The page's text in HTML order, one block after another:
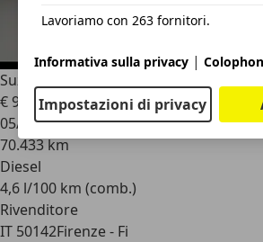
Suzuki S-Cross
€ 9.400
05/2015
70.433 km
Diesel
4,6 l/100 km (comb.)
Rivenditore
IT 50142Firenze - Fi
Lavoriamo con 263 fornitori.
Informativa sulla privacy | Colophon
Impostazioni di privacy